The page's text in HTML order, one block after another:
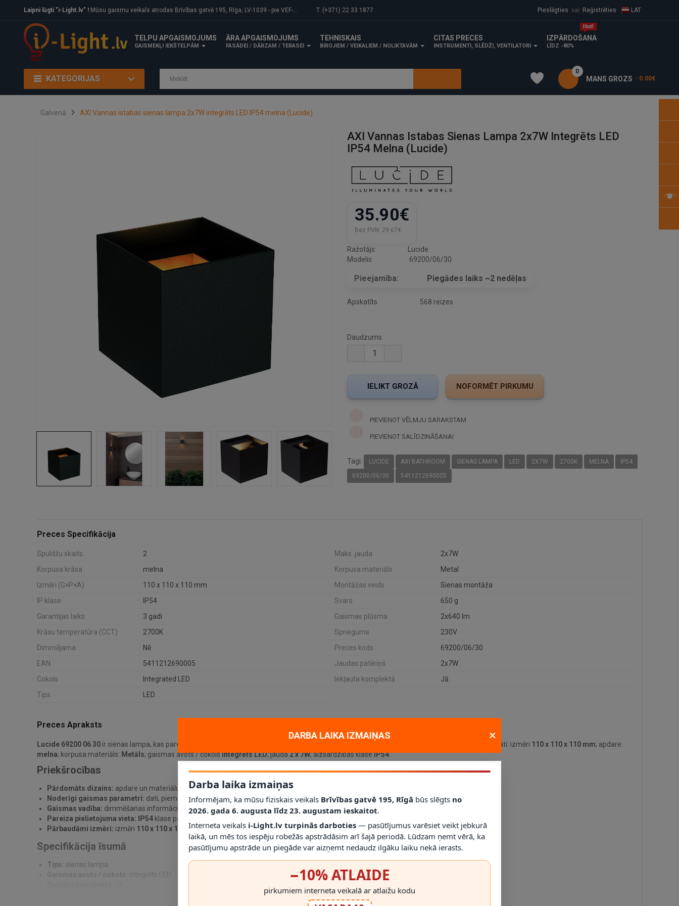
Laipni lūgti "i-Light.lv" ! Mūsu gaismu veikals atrodas Brīvības gatvē 195, Rīga, LV-1039 - pie VEF-Gaisa tilta. T. (+371) 22 33 1877 Pieslēgties vai Reģistrēties LAT
TELPU APGAISMOJUMS
GAISMEKĻI IEKŠTELPĀM
ĀRA APGAISMOJUMS
FASĀDEI / DĀRZAM / TERASEI
TEHNISKAIS
BIROJIEM / VEIKALIEM / NOLIKTAVĀM
CITAS PRECES
INSTRUMENTI, SLĒDŽI, VENTILATORI
IZPĀRDOŠANA
LĪDZ -80%
KATEGORIJAS MANS GROZS
0
- 0.00€
Galvenā AXI Vannas istabas sienas lampa 2x7W integrēts LED IP54 melna (Lucide)
AXI Vannas Istabas Sienas Lampa 2x7W Integrēts LED
IP54 Melna (Lucide)
35.90€
Bez PVN: 29.67€
Ražotājs:
Lucide
Modelis:
69200/06/30
Pieejamība: Piegādes laiks ~2 nedēļas
Apskatīts 568 reizes
Daudzums
PIEVIENOT VĒLMJU SARAKSTAM
PIEVIENOT SALĪDZINĀŠANAI
Tagi: LUCIDE AXI BATHROOM SIENAS LAMPA LED 2X7W 2700K MELNA
IP54
69200/06/30
5411212690005
Preces Specifikācija
Spuldžu skaits 2 Maks. jauda
2x7W
Korpusa krāsa
melna Korpusa materiāls
Metal
Izmēri (G×P×A)
110 x 110 x 110 mm Montāžas veids
Sienas montāža
IP klase
IP54 Svars
650 g
Garantijas laiks
3 gadi Gaismas plūsma
2x640 lm
Krāsu temperatūra (CCT)
2700K Spriegums
230V
Dimmējama
Nē Preces kods
69200/06/30
EAN
5411212690005 Jaudas patēriņš
2x7W
Cokols
Integrated LED Iekļauta komplektā
Jā
Tips
LED
Preces Apraksts
Lucide 69200 06 30 ir sienas lampa, kas paredzēta praktiskam un dekoratīvam apgaismojumam mājoklī, dzīvoklī vai projektā. Galvenie tehniskie dati: izmēri 110 x 110 x 110 mm; apdare:
melna; korpusa materiāls: Metāls; gaismas avots / cokolsintegrēts LED; jauda2 x 7W; aizsardzības klaseIP54.
Priekšrocības
Pārdomāts dizains: apdare un materiālu kombinācija palīdz šim modelim iederēties mūsdienīgā interjerā.
Noderīgi gaismas parametri: dati, piemēram,2 x 640 lm / 2700K, palīdz saprast, vai gaismeklis atbilst telpas vajadzībām.
Gaismas vadība: dimmēšanas informācija norādīta kāNē ; vienmēr izmantojiet saderīgas spuldzes un dimmerus.
Pareiza pielietojuma vieta:
IP54 klase palīdz noteikt, kur gaismekli drīkst droši izmantot.
Pārbaudāmi izmēri: izmēri 110 x 110 x 110 mmļauj pirms montāžas novērtēt proporcijas un novietojumu.
Specifikācija īsumā
Tips: sienas lampa
integrēts LED
RĀDĪT VAIRĀK
DARBA LAIKA IZMAIŅAS ×
Darba laika izmaiņas
Informējam, ka mūsu fiziskais veikals Brīvības gatvē 195, Rīgā būs slēgts no
2026. gada 6. augusta līdz 23. augustam ieskaitot.
Interneta veikals i-Light.lv turpinās darboties — pasūtījumus varēsiet veikt jebkurā
laikā, un mēs tos iespēju robežās apstrādāsim arī šajā periodā. Lūdzam ņemt vērā, ka
pasūtījumu apstrāde un piegāde var aizņemt nedaudz ilgāku laiku nekā ierasts.
−10% ATLAIDE
pirkumiem interneta veikalā ar atlaižu kodu